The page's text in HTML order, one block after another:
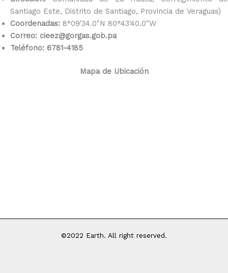
Santiago Este, Distrito de Santiago, Provincia de Veraguas)
Coordenadas: 8°09'34.0"N 80°43'40.0"W
Correo: cieez@gorgas.gob.pa
Teléfono: 6781-4185
Mapa de Ubicación
©2022 Earth. All right reserved.